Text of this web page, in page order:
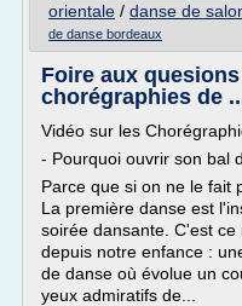
orientale / danse de
de danse bordeaux
Foire aux
chorégraphies de
Vidéo sur les
- Pourquoi ouvrir son bal
Parce que si on ne le fait
La première danse est
soirée dansante. C'est
depuis notre enfance :
de danse où évolue un
yeux admiratifs de...